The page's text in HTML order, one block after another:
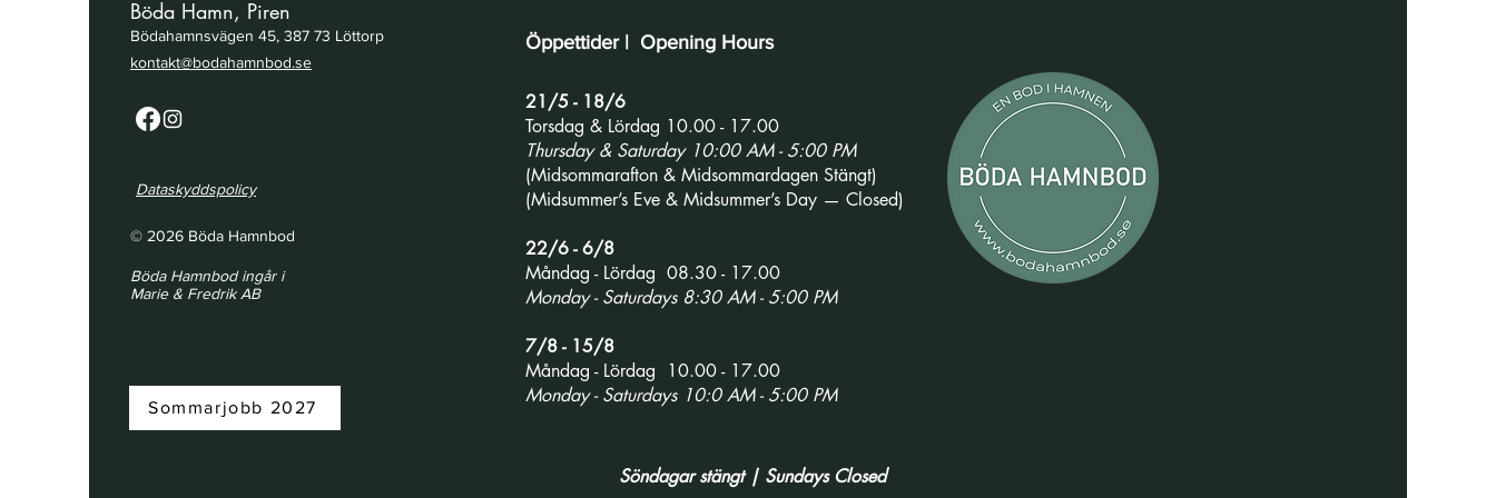
Böda Hamn, Piren
Bödahamnsvägen 45, 387 73 Löttorp
kontakt@bodahamnbod.se
Dataskyddspolicy
© 2026 Böda Hamnbod
Böda Hamnbod ingår i
Marie & Fredrik AB
Sommarjobb 2027
Öppettider | Opening Hours
21/5 - 18/6
Torsdag & Lördag 10.00 - 17.00
Thursday & Saturday 10:00 AM - 5:00 PM
(Midsommarafton & Midsommardagen Stängt)
(Midsummer’s Eve & Midsummer’s Day — Closed)
22/6 - 6/8
Måndag - Lördag 08.30 - 17.00
Monday - Saturdays 8:30 AM - 5:00 PM
7/8 - 15/8
Måndag - Lördag 10.00 - 17.00
Monday - Saturdays 10:0 AM - 5:00 PM
Söndagar stängt | Sundays Closed